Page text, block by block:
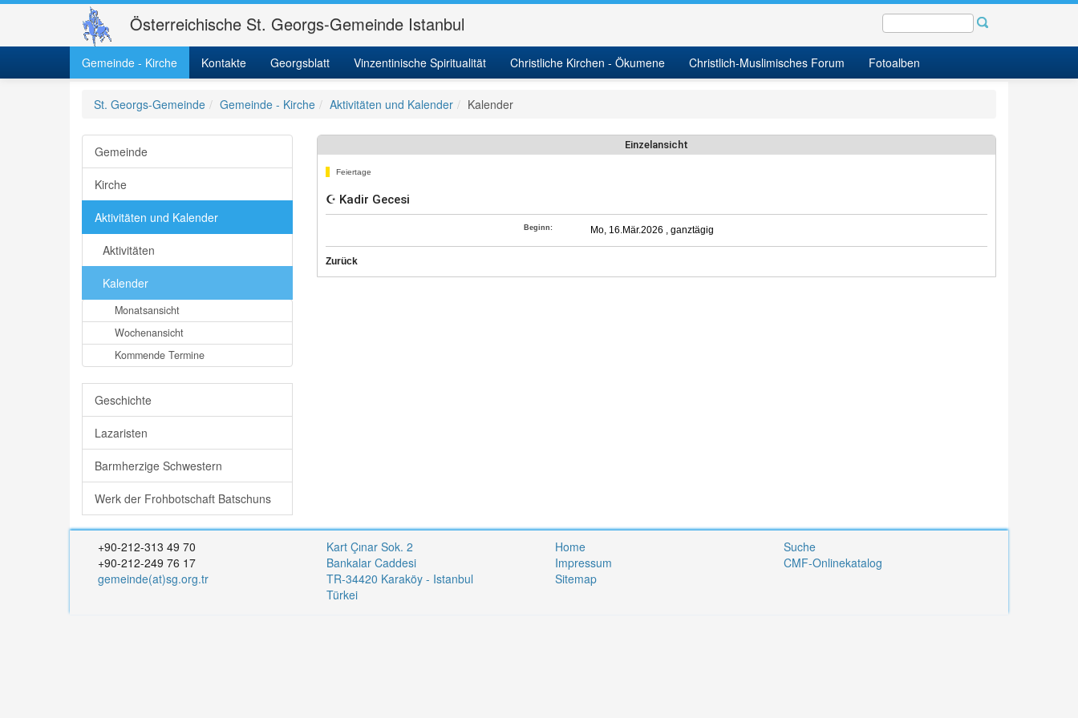
Österreichische St. Georgs-Gemeinde Istanbul
Gemeinde - Kirche Kontakte Georgsblatt Vinzentinische Spiritualität Christliche Kirchen - Ökumene Christlich-Muslimisches Forum Fotoalben
St. Georgs-Gemeinde Gemeinde - Kirche Aktivitäten und Kalender Kalender
Gemeinde
Kirche
Aktivitäten und Kalender
Aktivitäten
Kalender
Monatsansicht
Wochenansicht
Kommende Termine
Geschichte
Lazaristen
Barmherzige Schwestern
Werk der Frohbotschaft Batschuns
Einzelansicht
Feiertage
☪ Kadir Gecesi
Beginn: Mo, 16.Mär.2026 , ganztägig
Zurück
+90-212-313 49 70
+90-212-249 76 17
gemeinde(at)sg.org.tr
Kart Çınar Sok. 2
Bankalar Caddesi
TR-34420 Karaköy - Istanbul
Türkei
Home
Impressum
Sitemap
Suche
CMF-Onlinekatalog